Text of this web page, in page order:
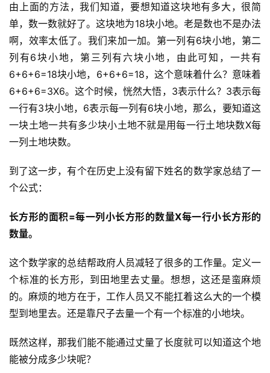
稿
由上面的方法，我们知道，要想知道这块地有多大，很简
单，数一数就好了。这块地为18块小地。老是数也不是办法
啊，效率太低了。我们来加一加。第一列有6块小地，第二
列有6块小地，第三列有六块小地，由此可知，一共有
6+6+6=18块小地，6+6+6=18，这个意味着什么？意味着
6+6+6=3X6。这个时候，恍然大悟，3表示什么？3表示每
一行有3块小地，6表示每一列有6块小地，那么，要知道这
一块土地一共有多少块小土地不就是用每一行土地块数X每
一列土地块数。
到了这一步，有个在历史上没有留下姓名的数学家总结了一
个公式：
长方形的面积=每一列小长方形的数量X每一行小长方形的
数量。
这个数学家的总结帮政府人员减轻了很多的工作量。定义一
个标准的长方形，到田地里去丈量。想想，这还是蛮麻烦
的。麻烦的地方在于，工作人员又不能扛着这么大的一个模
型到地里去。还是靠尺子去量一个有一个标准的小地块。
既然这样，那我们能不能通过丈量了长度就可以知道这个地
能被分成多少块呢？